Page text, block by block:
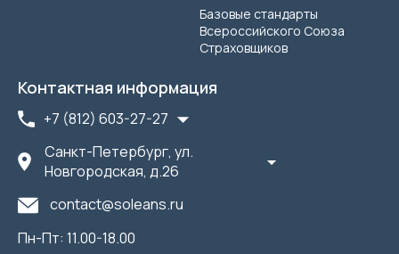
Базовые стандарты
Всероссийского Союза
Страховщиков
Контактная информация
+7 (812) 603-27-27
Санкт-Петербург, ул.
Новгородская, д.26
contact@soleans.ru
Пн-Пт: 11.00-18.00